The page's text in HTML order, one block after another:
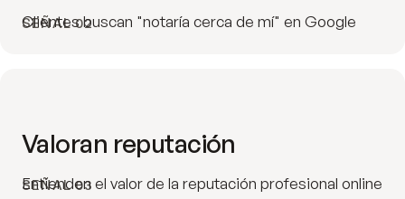
SEÑAL 02
Clientes buscan "notaría cerca de mí" en Google
SEÑAL 03
Valoran reputación
Entienden el valor de la reputación profesional online